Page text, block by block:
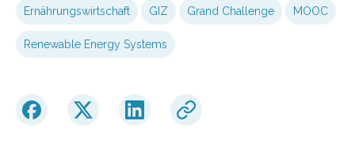
Ernährungswirtschaft GIZ Grand Challenge MOOC
Renewable Energy Systems